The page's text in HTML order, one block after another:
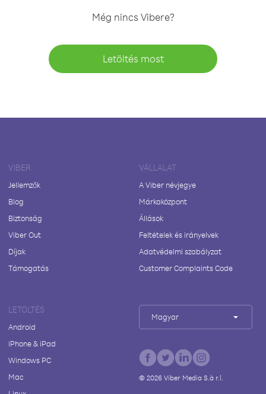
Még nincs Vibere?
Letöltés most
VIBER
Jellemzők
Blog
Biztonság
Viber Out
Díjak
Támogatás
VÁLLALAT
A Viber névjegye
Márkaközpont
Állások
Feltételek és irányelvek
Adatvédelmi szabályzat
Customer Complaints Code
LETÖLTÉS
Android
iPhone & iPad
Windows PC
Mac
Magyar
© 2026Viber Media S.à r.l.